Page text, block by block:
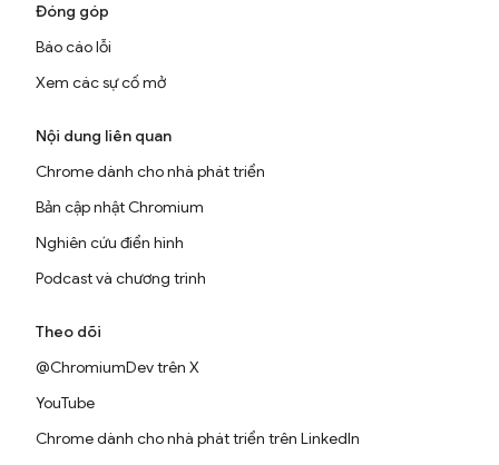
Đóng góp
Báo cáo lỗi
Xem các sự cố mở
Nội dung liên quan
Chrome dành cho nhà phát triển
Bản cập nhật Chromium
Nghiên cứu điển hình
Podcast và chương trình
Theo dõi
@ChromiumDev trên X
YouTube
Chrome dành cho nhà phát triển trên LinkedIn